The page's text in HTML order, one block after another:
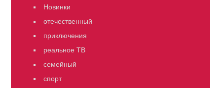
Новинки
отечественный
приключения
реальное ТВ
семейный
спорт